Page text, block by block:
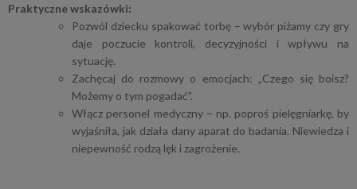
Praktyczne wskazówki:
Pozwól dziecku spakować torbę – wybór piżamy czy gry
daje poczucie kontroli, decyzyjności i wpływu na
sytuację.
Zachęcaj do rozmowy o emocjach: „Czego się boisz?
Możemy o tym pogadać”.
Włącz personel medyczny – np. poproś pielęgniarkę, by
wyjaśniła, jak działa dany aparat do badania. Niewiedza i
niepewność rodzą lęk i zagrożenie.